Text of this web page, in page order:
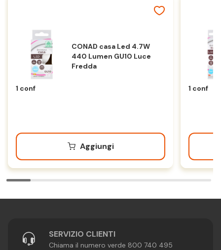
CONAD casa Led 4.7W
440 Lumen GU10 Luce
Fredda
1 conf
Aggiungi
1 conf
SERVIZIO CLIENTI
Chiama il numero verde 800 740 495